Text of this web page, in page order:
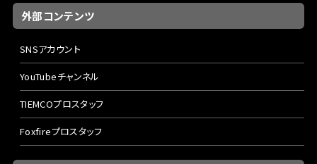
外部コンテンツ
SNSアカウント
YouTubeチャンネル
TIEMCOプロスタッフ
Foxfireプロスタッフ